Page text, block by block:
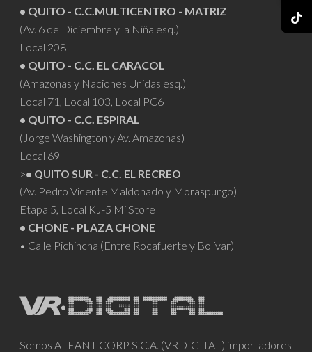
• QUITO - C.C.MULTICENTRO - MATRIZ
(Av. 6 de Diciembre y la Niña esq.)
Local 208
• QUITO - C.C. EL CARACOL
(Amazonas y Naciones Unidas esq.)
Local 71, Local 103, Local PC6
• QUITO - C.C. ESPIRAL
(Jorge Washington y Av. Amazonas)
Local 69
>• QUITO SUR - C.C. EL RECREO
(Av. Pedro Vicente Maldonado y Moraspungo)
Etapa 5, Local KJ-5 Mi Store
• CHONE - PLAZA CHONE
• Calle Pichincha (Entre Rocafuerte y Bolívar)
Somos ALEANT CORP S.C.A. (VRDIGITAL) importadores